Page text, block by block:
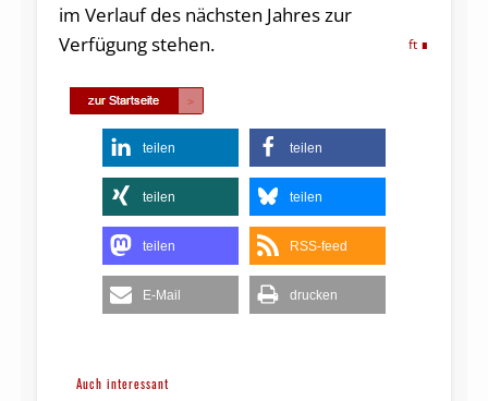
im Verlauf des nächsten Jahres zur
Verfügung stehen.
ft
teilen teilen
teilen teilen
teilen RSS-feed
E-Mail drucken
Auch interessant